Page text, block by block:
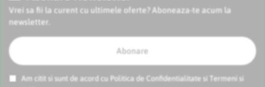
Vrei sa fii la curent cu ultimele oferte? Aboneaza-te acum la
newsletter.
Abonare
Am citit si sunt de acord cu Politica de Confidentialitate si
Termeni si